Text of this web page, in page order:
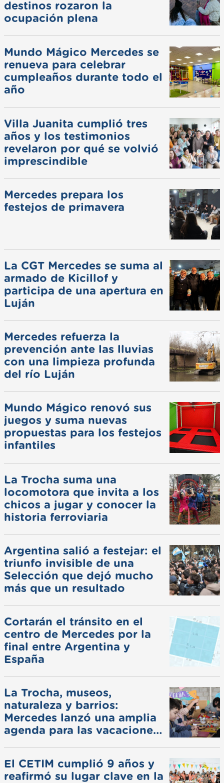
destinos rozaron la
ocupación plena
Mundo Mágico Mercedes se
renueva para celebrar
cumpleaños durante todo el
año
Villa Juanita cumplió tres
años y los testimonios
revelaron por qué se volvió
imprescindible
Mercedes prepara los
festejos de primavera
La CGT Mercedes se suma al
armado de Kicillof y
participa de una apertura en
Luján
Mercedes refuerza la
prevención ante las lluvias
con una limpieza profunda
del río Luján
Mundo Mágico renovó sus
juegos y suma nuevas
propuestas para los festejos
infantiles
La Trocha suma una
locomotora que invita a los
chicos a jugar y conocer la
historia ferroviaria
Argentina salió a festejar: el
triunfo invisible de una
Selección que dejó mucho
más que un resultado
Cortarán el tránsito en el
centro de Mercedes por la
final entre Argentina y
España
La Trocha, museos,
naturaleza y barrios:
Mercedes lanzó una amplia
agenda para las vacaciones
El CETIM cumplió 9 años y
reafirmó su lugar clave en la